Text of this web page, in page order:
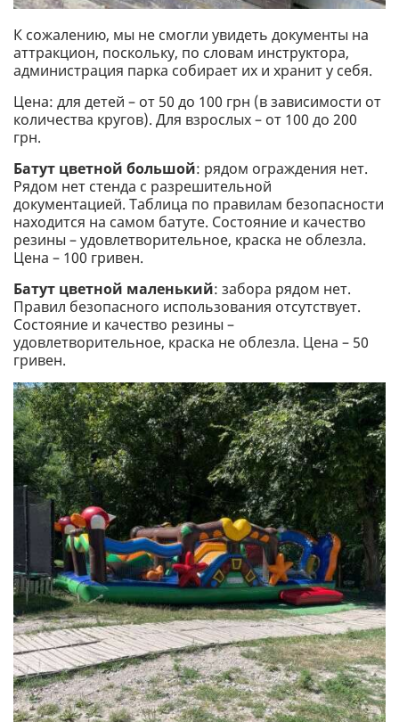
К сожалению, мы не смогли увидеть документы на
аттракцион, поскольку, по словам инструктора,
администрация парка собирает их и хранит у себя.
Цена: для детей – от 50 до 100 грн (в зависимости от
количества кругов). Для взрослых – от 100 до 200
грн.
Батут цветной большой: рядом ограждения нет.
Рядом нет стенда с разрешительной
документацией. Таблица по правилам безопасности
находится на самом батуте. Состояние и качество
резины – удовлетворительное, краска не облезла.
Цена – 100 гривен.
Батут цветной маленький: забора рядом нет.
Правил безопасного использования отсутствует.
Состояние и качество резины –
удовлетворительное, краска не облезла. Цена – 50
гривен.